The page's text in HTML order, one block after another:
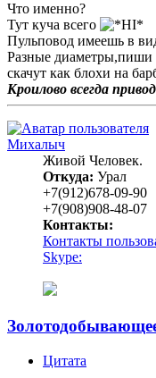
Что именно?
Тут куча всего
Пульповод имеешь в
Разные диаметры,пиши
скачут как блохи на
Кроилово всегда
Михалыч
Живой Человек.
Откуда: Урал
+7(912)678-09-90
+7(908)908-48-07
Контакты:
Контакты
Skype:
Цитата